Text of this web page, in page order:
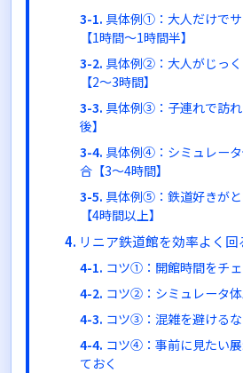
具体例①：大人だけで
【1時間〜1時間半】
具体例②：大人がじっ
【2〜3時間】
具体例③：子連れで訪
後】
具体例④：シミュレー
合【3〜4時間】
具体例⑤：鉄道好きが
【4時間以上】
リニア鉄道館を効率よく
コツ①：開館時間をチ
コツ②：シミュレータ
コツ③：混雑を避ける
コツ④：事前に見たい
ておく